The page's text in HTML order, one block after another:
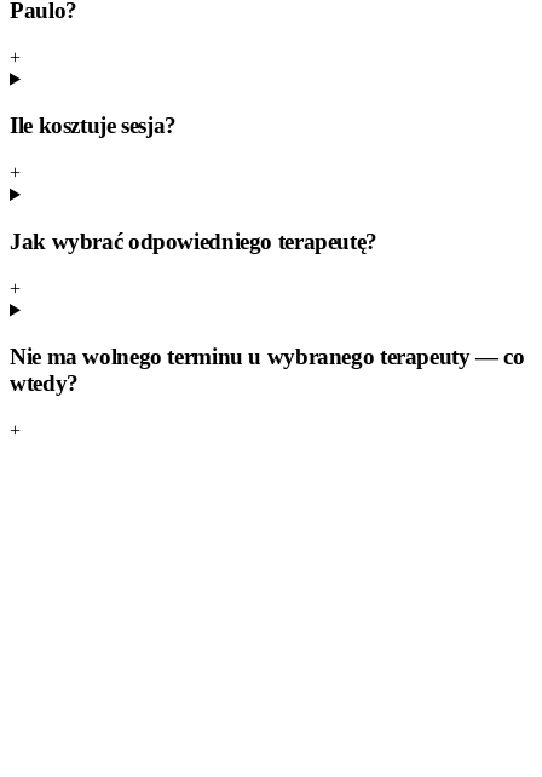
Paulo?
+
Ile kosztuje sesja?
+
Jak wybrać odpowiedniego terapeutę?
+
Nie ma wolnego terminu u wybranego terapeuty — co
wtedy?
+